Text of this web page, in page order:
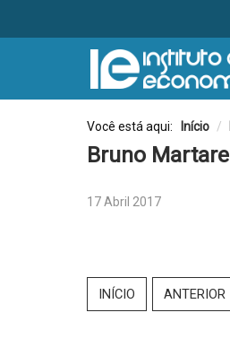
Você está aqui: Início /
Bruno
17 Abril 2017
INÍCIO ANTERIOR